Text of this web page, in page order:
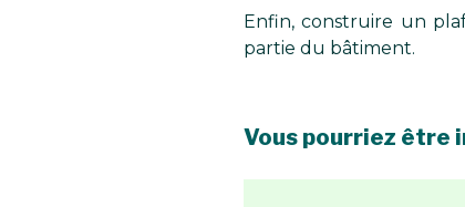
Enfin, construire un
partie du bâtiment.
Vous pourriez être